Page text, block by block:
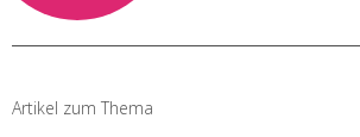
Artikel zum Thema